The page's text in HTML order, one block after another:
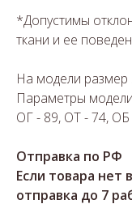
*Допустимы
ткани и ее
На модели размер
Параметры
ОГ - 89, ОТ - 74, ОБ
Отправка по РФ
Если товара нет
отправка до 7